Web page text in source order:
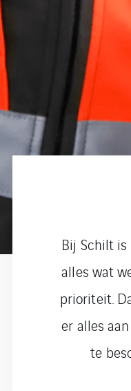
Bij Schilt
alles wat
prioriteit.
er alles
te